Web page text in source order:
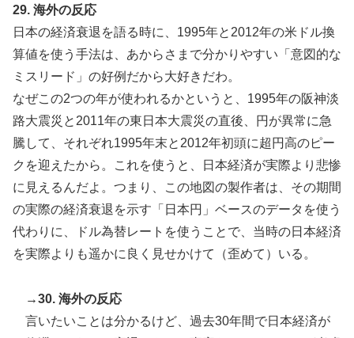
29. 海外の反応
日本の経済衰退を語る時に、1995年と2012年の米ドル換
算値を使う手法は、あからさまで分かりやすい「意図的な
ミスリード」の好例だから大好きだわ。
なぜこの2つの年が使われるかというと、1995年の阪神淡
路大震災と2011年の東日本大震災の直後、円が異常に急
騰して、それぞれ1995年末と2012年初頭に超円高のピー
クを迎えたから。これを使うと、日本経済が実際より悲惨
に見えるんだよ。つまり、この地図の製作者は、その期間
の実際の経済衰退を示す「日本円」ベースのデータを使う
代わりに、ドル為替レートを使うことで、当時の日本経済
を実際よりも遥かに良く見せかけて（歪めて）いる。
→30. 海外の反応
言いたいことは分かるけど、過去30年間で日本経済が